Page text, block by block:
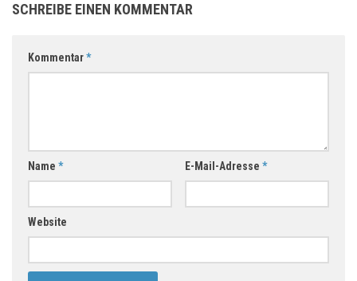
SCHREIBE EINEN KOMMENTAR
Kommentar*
Name * E-Mail-Adresse *
Website